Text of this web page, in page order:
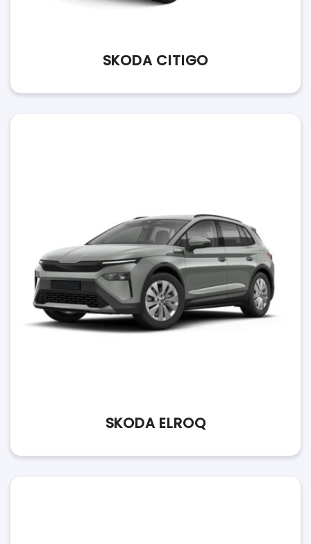
SKODA CITIGO
SKODA ELROQ